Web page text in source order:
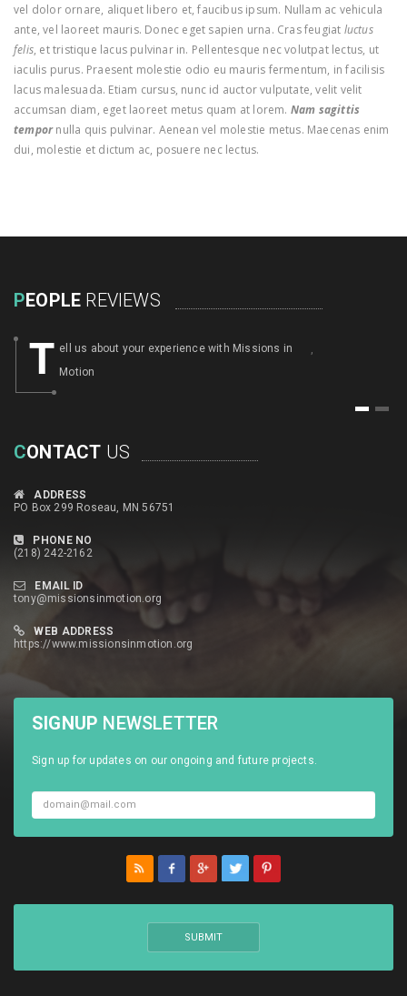
vel dolor ornare, aliquet libero et, faucibus ipsum. Nullam ac vehicula
ante, vel laoreet mauris. Donec eget sapien urna. Cras feugiat luctus
felis, et tristique lacus pulvinar in. Pellentesque nec volutpat lectus, ut
iaculis purus. Praesent molestie odio eu mauris fermentum, in facilisis
lacus malesuada. Etiam cursus, nunc id auctor vulputate, velit velit
accumsan diam, eget laoreet metus quam at lorem. Nam sagittis
tempornulla quis pulvinar. Aenean vel molestie metus. Maecenas enim
dui, molestie et dictum ac, posuere nec lectus.
PEOPLE REVIEWS
T ell us about your experience with Missions in
Motion
1 2
CONTACT US
ADDRESS
PO Box 299 Roseau, MN 56751
PHONE NO
(218) 242-2162
EMAIL ID
tony@missionsinmotion.org
WEB ADDRESS
https://www.missionsinmotion.org
SIGNUP NEWSLETTER
Sign up for updates on our ongoing and future projects.